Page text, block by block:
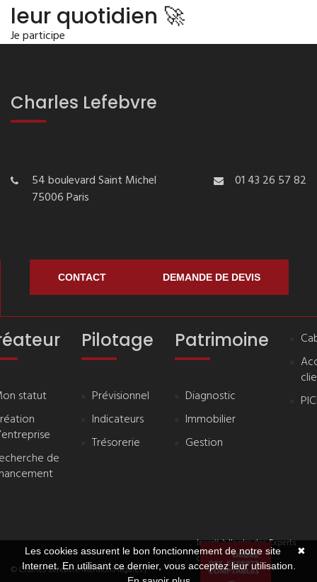
leur quotidien 🚀
Je participe
Charles Lefebvre
54 boulevard Saint Michel
75006 Paris
01 43 26 57 82
CONTACT DEMANDE DE DEVIS
statut
de
Pilotage
Prévisionnel
Indicateurs
Trésorerie
Patrimoine
Diagnostic
Immobilier
Gestion
© Charles LefebvreMentions légales|
Inscrit à l'ordre des Experts
comptables
✖
Les cookies assurent le bon fonctionnement de notre site
Internet. En utilisant ce dernier, vous acceptez leur utilisation.